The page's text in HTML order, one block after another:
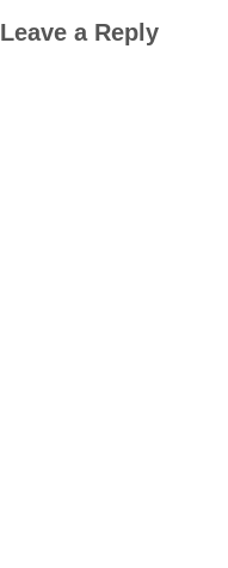
Leave a Reply